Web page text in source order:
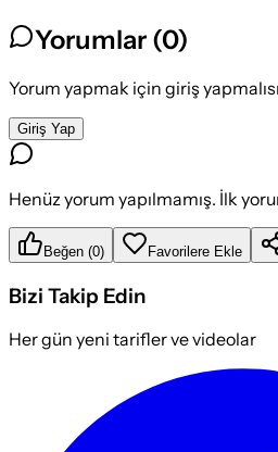
Yorumlar (0)
Yorum yapmak için giriş
Giriş Yap
Henüz yorum yapılmamış. İlk
Beğen (0) Favorilere Ekle
Bizi Takip Edin
Her gün yeni tarifler ve videolar